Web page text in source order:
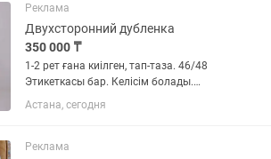
Абсолютно новая.Размер:...
Реклама
Двухсторонний дубленка
350 000 ₸
1-2 рет ғана киілген, тап-таза. 46/48
Этикеткасы бар. Келісім болады.
Химчистканы қажет етпейді. 840.000
тыс алынған. Двухсторонний дубленка.
Астана, сегодня
Реклама